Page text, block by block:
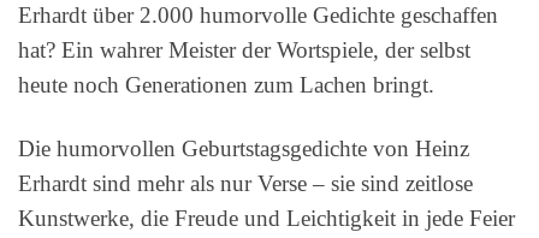
Erhardt über 2.000 humorvolle Gedichte geschaffen
hat? Ein wahrer Meister der Wortspiele, der selbst
heute noch Generationen zum Lachen bringt.
Die humorvollen Geburtstagsgedichte von Heinz
Erhardt sind mehr als nur Verse – sie sind zeitlose
Kunstwerke, die Freude und Leichtigkeit in jede Feier